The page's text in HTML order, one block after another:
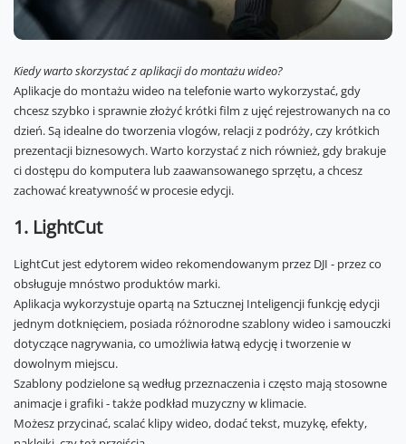
Kiedy warto skorzystać z aplikacji do montażu wideo?
Aplikacje do montażu wideo na telefonie warto wykorzystać, gdy
chcesz szybko i sprawnie złożyć krótki film z ujęć rejestrowanych na co
dzień. Są idealne do tworzenia vlogów, relacji z podróży, czy krótkich
prezentacji biznesowych. Warto korzystać z nich również, gdy brakuje
ci dostępu do komputera lub zaawansowanego sprzętu, a chcesz
zachować kreatywność w procesie edycji.
1. LightCut
LightCut jest edytorem wideo rekomendowanym przez DJI - przez co
obsługuje mnóstwo produktów marki.
Aplikacja wykorzystuje opartą na Sztucznej Inteligencji funkcję edycji
jednym dotknięciem, posiada różnorodne szablony wideo i samouczki
dotyczące nagrywania, co umożliwia łatwą edycję i tworzenie w
dowolnym miejscu.
Szablony podzielone są według przeznaczenia i często mają stosowne
animacje i grafiki - także podkład muzyczny w klimacie.
Możesz przycinać, scalać klipy wideo, dodać tekst, muzykę, efekty,